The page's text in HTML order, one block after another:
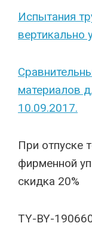
Испытания
вертикально
материалов
10.09.2017.
При отпуске
фирменной
скидка 20%
TY-BY-